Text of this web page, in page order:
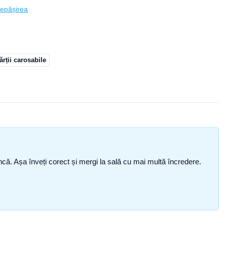
carosabile
Așa înveți corect și mergi la sală cu mai multă încredere.